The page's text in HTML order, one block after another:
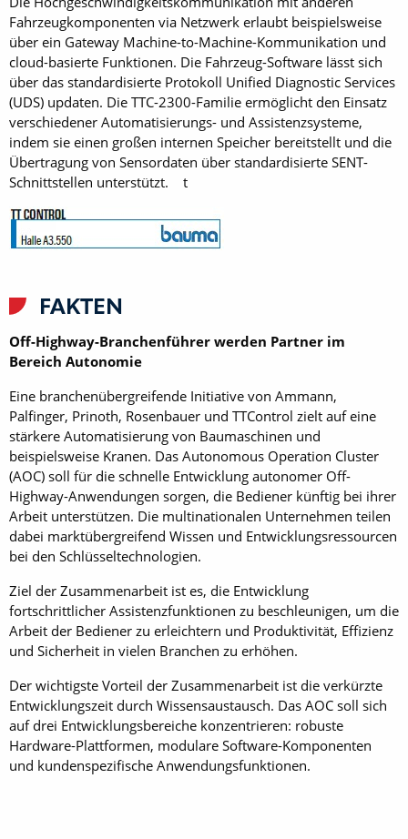
Fahrzeugkomponenten via Netzwerk erlaubt beispielsweise
über ein Gateway Machine-to-Machine-Kommunikation und
cloud-basierte Funktionen. Die Fahrzeug-Software lässt sich
über das standardisierte Protokoll Unified Diagnostic Services
(UDS) updaten. Die TTC-2300-Familie ermöglicht den Einsatz
verschiedener Automati­sierungs- und Assistenzsysteme,
indem sie einen großen internen Speicher bereitstellt und die
Übertragung von Sensordaten über standardisierte SENT-
Schnittstellen unterstützt. t
FAKTEN
Off-Highway-Branchenführer werden Partner im
Bereich Autonomie
Eine branchenübergreifende Initiative von Ammann,
Palfinger, Prinoth, Rosenbauer und TTControl zielt auf eine
stärkere Automatisierung von Baumaschinen und
beispielsweise Kranen. Das Autonomous Operation Cluster
(AOC) soll für die schnelle Entwicklung autonomer Off-
Highway-Anwendungen sorgen, die Bediener künftig bei ihrer
Arbeit unterstützen. Die multinationalen Unternehmen teilen
dabei marktübergreifend Wissen und Entwicklungsressourcen
bei den Schlüsseltechnologien.
Ziel der Zusammenarbeit ist es, die Entwicklung
fortschrittlicher Assistenzfunktionen zu beschleunigen, um die
Arbeit der Bediener zu erleichtern und Produktivität, Effizienz
und Sicherheit in vielen Branchen zu erhöhen.
Der wichtigste Vorteil der Zusammenarbeit ist die verkürzte
Entwicklungszeit durch Wissensaustausch. Das AOC soll sich
auf drei Entwicklungsbereiche konzentrieren: robuste
Hardware-Plattformen, modulare Software-Komponenten
und kundenspezifische Anwendungsfunktionen.